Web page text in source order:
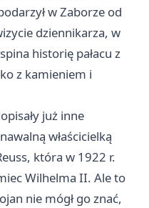
w Zaborze od
dziennikarza, w
historię pałacu z
z kamieniem i
już inne
właścicielką
która w 1922 r.
Wilhelma II. Ale to
nie mógł go znać,